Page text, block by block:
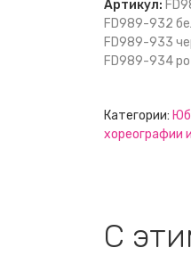
Артикул:
FD989-932
FD989-933
FD989-934
Категории:
хореографии
C